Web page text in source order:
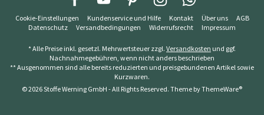
Cookie-Einstellungen Kundenservice und Hilfe Kontakt Über uns
AGB
Datenschutz
Versandbedingungen Widerrufsrecht Impressum
* Alle Preise inkl. gesetzl. Mehrwertsteuer zzgl. Versandkosten und ggf.
Nachnahmegebühren, wenn nicht anders beschrieben
** Ausgenommen sind alle bereits reduzierten und preisgebundenen Artikel sowie
Kurzwaren.
© 2026 Stoffe Werning GmbH - All Rights Reserved. Theme byThemeWare®